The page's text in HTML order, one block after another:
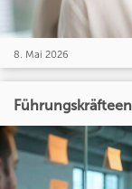
8. Mai 2026